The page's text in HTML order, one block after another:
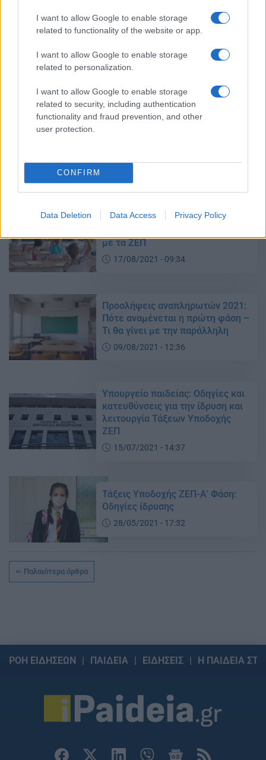
I want to allow Google to enable storage
related to functionality of the website or app.
I want to allow Google to enable storage
related to personalization.
I want to allow Google to enable storage
related to security, including authentication
functionality and fraud prevention, and other
user protection.
CONFIRM
Data Deletion Data Access Privacy Policy
Προσλήψεις αναπληρωτών 2021:
«τρέξει» η α φάση
24/08/2021 - 09:44
Προσλήψεις αναπληρωτών 2021:
Προσλήψεις αναπληρωτών: Πότε
με τα ΖΕΠ
17/08/2021 - 09:34
Προσλήψεις αναπληρωτών 2021:
Πότε αναμένεται η πρώτη φάση –
Τι θα γίνει με την παράλληλη
09/08/2021 - 12:36
Υπουργείο παιδείας: Οδηγίες και
κατευθύνσεις για την ίδρυση και
λειτουργία Τάξεων Υποδοχής
ΖΕΠ
15/07/2021 - 14:37
Τάξεις Υποδοχής ΖΕΠ-Α’ Φάση:
Οδηγίες ίδρυσης
28/05/2021 - 17:32
Παλαιότερα άρθρα
ΡΟΗ ΕΙΔΗΣΕΩΝ ΠΑΙΔΕΙΑ ΕΙΔΗΣΕΙΣ Η ΠΑΙΔΕΙΑ